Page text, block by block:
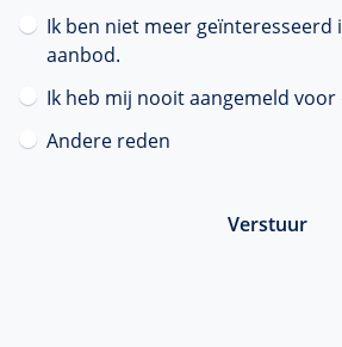
Ik ben niet meer geïnteresseerd
aanbod.
Ik heb mij nooit aangemeld voor
Andere reden